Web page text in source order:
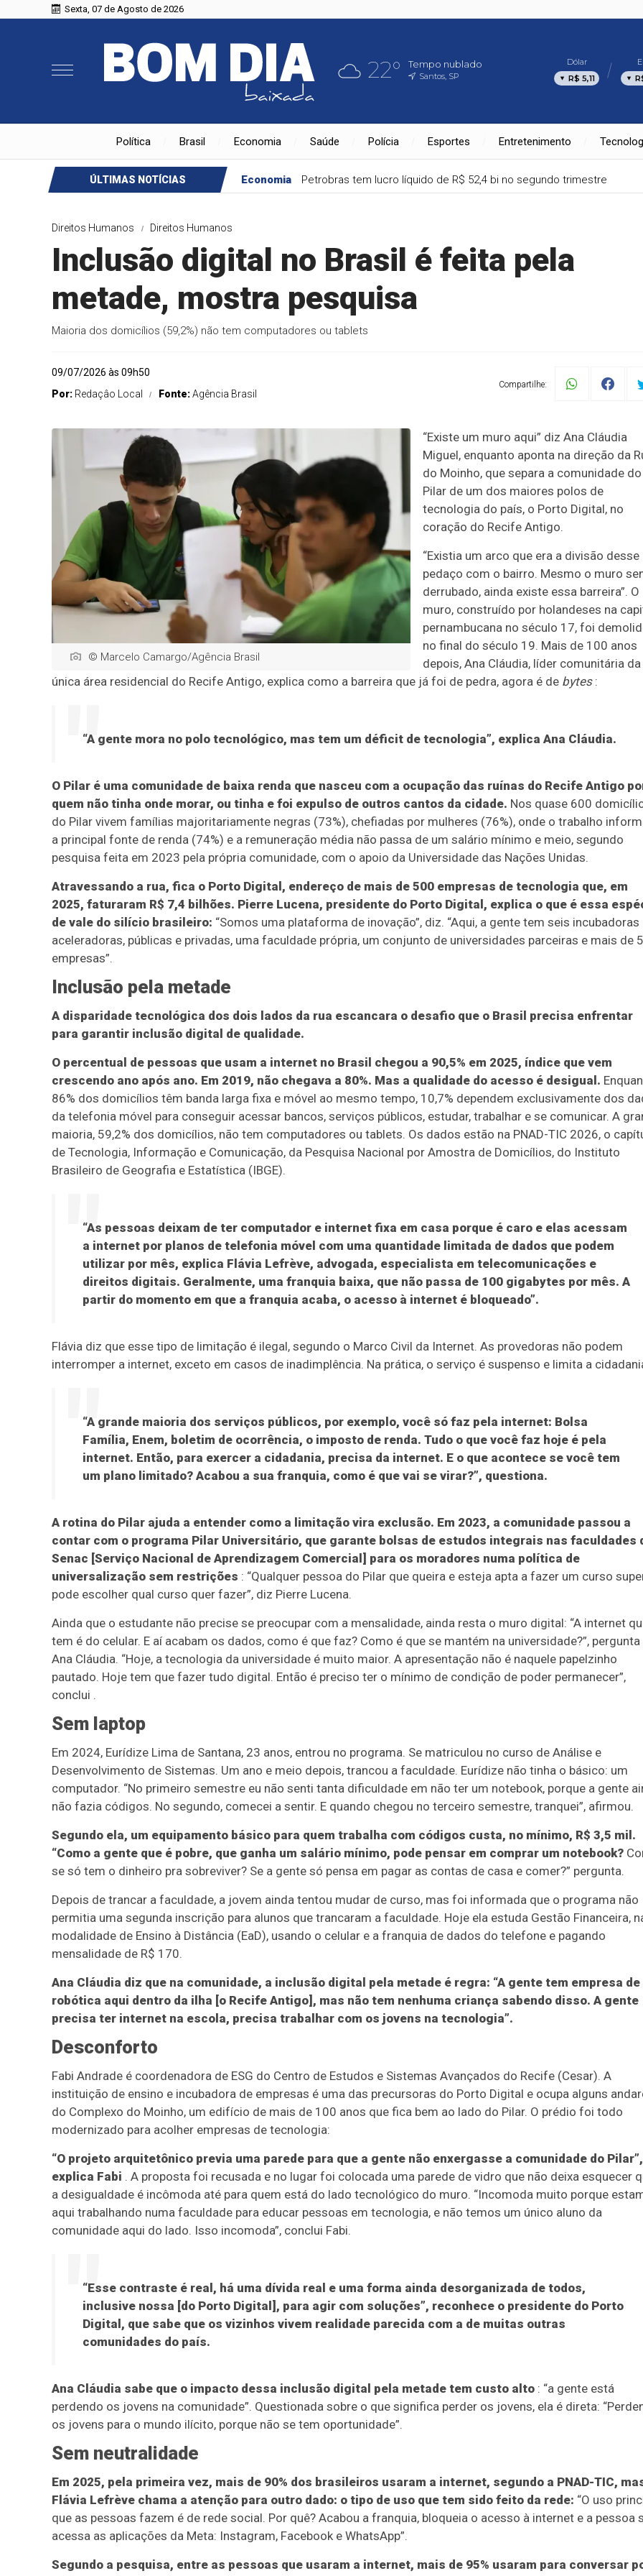
Sexta, 07 de Agosto de 2026
22° Tempo nublado
Santos, SP
Dólar
R$ 5,11
Política Brasil Economia Saúde Polícia Esportes Entretenimento
ÚLTIMAS NOTÍCIAS Economia Petrobras tem lucro líquido de R$ 52,4 bi no segundo trimestre
Direitos Humanos Direitos Humanos
Inclusão digital no Brasil é feita pela
metade, mostra pesquisa
Maioria dos domicílios (59,2%) não tem computadores ou tablets
09/07/2026 às 09h50
Por: Redaçâo Local Fonte:Agência Brasil
Compartilhe:
© Marcelo Camargo/Agência Brasil
“Existe um muro aqui” diz Ana Cláudia
Miguel, enquanto aponta na direção da
do Moinho, que separa a comunidade do
Pilar de um dos maiores polos de
tecnologia do país, o Porto Digital, no
coração do Recife Antigo.
“Existia um arco que era a divisão desse
pedaço com o bairro. Mesmo o muro
derrubado, ainda existe essa barreira”. O
muro, construído por holandeses na
pernambucana no século 17, foi
no final do século 19. Mais de 100 anos
depois, Ana Cláudia, líder comunitária da
única área residencial do Recife Antigo, explica como a barreira que já foi de pedra, agora é de bytes:
“A gente mora no polo tecnológico, mas tem um déficit de tecnologia”, explica Ana Cláudia.
O Pilar é uma comunidade de baixa renda que nasceu com a ocupação das ruínas do Recife Antigo
quem não tinha onde morar, ou tinha e foi expulso de outros cantos da cidade. Nos quase 600
do Pilar vivem famílias majoritariamente negras (73%), chefiadas por mulheres (76%), onde o trabalho
a principal fonte de renda (74%) e a remuneração média não passa de um salário mínimo e meio, segundo
pesquisa feita em 2023 pela própria comunidade, com o apoio da Universidade das Nações Unidas.
Atravessando a rua, fica o Porto Digital, endereço de mais de 500 empresas de tecnologia que, em
2025, faturaram R$ 7,4 bilhões. Pierre Lucena, presidente do Porto Digital, explica o que é essa
de vale do silício brasileiro: “Somos uma plataforma de inovação”, diz. “Aqui, a gente tem seis incubadoras
aceleradoras, públicas e privadas, uma faculdade própria, um conjunto de universidades parceiras e mais de
empresas”.
Inclusão pela metade
A disparidade tecnológica dos dois lados da rua escancara o desafio que o Brasil precisa enfrentar
para garantir inclusão digital de qualidade.
O percentual de pessoas que usam a internet no Brasil chegou a 90,5% em 2025, índice que vem
crescendo ano após ano. Em 2019, não chegava a 80%. Mas a qualidade do acesso é desigual.
86% dos domicílios têm banda larga fixa e móvel ao mesmo tempo, 10,7% dependem exclusivamente dos
da telefonia móvel para conseguir acessar bancos, serviços públicos, estudar, trabalhar e se comunicar. A
maioria, 59,2% dos domicílios, não tem computadores ou tablets. Os dados estão na PNAD-TIC 2026, o
de Tecnologia, Informação e Comunicação, da Pesquisa Nacional por Amostra de Domicílios, do Instituto
Brasileiro de Geografia e Estatística (IBGE).
“As pessoas deixam de ter computador e internet fixa em casa porque é caro e elas acessam
a internet por planos de telefonia móvel com uma quantidade limitada de dados que podem
utilizar por mês, explica Flávia Lefrève, advogada, especialista em telecomunicações e
direitos digitais. Geralmente, uma franquia baixa, que não passa de 100 gigabytes por mês. A
partir do momento em que a franquia acaba, o acesso à internet é bloqueado”.
Flávia diz que esse tipo de limitação é ilegal, segundo o Marco Civil da Internet. As provedoras não podem
interromper a internet, exceto em casos de inadimplência. Na prática, o serviço é suspenso e limita a
“A grande maioria dos serviços públicos, por exemplo, você só faz pela internet: Bolsa
Família, Enem, boletim de ocorrência, o imposto de renda. Tudo o que você faz hoje é pela
internet. Então, para exercer a cidadania, precisa da internet. E o que acontece se você tem
um plano limitado? Acabou a sua franquia, como é que vai se virar?”, questiona.
A rotina do Pilar ajuda a entender como a limitação vira exclusão. Em 2023, a comunidade passou a
contar com o programa Pilar Universitário, que garante bolsas de estudos integrais nas faculdades
Senac [Serviço Nacional de Aprendizagem Comercial] para os moradores numa política de
universalização sem restrições : “Qualquer pessoa do Pilar que queira e esteja apta a fazer um curso
pode escolher qual curso quer fazer”, diz Pierre Lucena.
Ainda que o estudante não precise se preocupar com a mensalidade, ainda resta o muro digital: “A internet
tem é do celular. E aí acabam os dados, como é que faz? Como é que se mantém na universidade?”, pergunta
Ana Cláudia. “Hoje, a tecnologia da universidade é muito maior. A apresentação não é naquele papelzinho
pautado. Hoje tem que fazer tudo digital. Então é preciso ter o mínimo de condição de poder permanecer”,
conclui .
Sem laptop
Em 2024, Eurídize Lima de Santana, 23 anos, entrou no programa. Se matriculou no curso de Análise e
Desenvolvimento de Sistemas. Um ano e meio depois, trancou a faculdade. Eurídize não tinha o básico: um
computador. “No primeiro semestre eu não senti tanta dificuldade em não ter um notebook, porque a gente
não fazia códigos. No segundo, comecei a sentir. E quando chegou no terceiro semestre, tranquei”, afirmou.
Segundo ela, um equipamento básico para quem trabalha com códigos custa, no mínimo, R$ 3,5 mil.
“Como a gente que é pobre, que ganha um salário mínimo, pode pensar em comprar um notebook?
se só tem o dinheiro pra sobreviver? Se a gente só pensa em pagar as contas de casa e comer?” pergunta.
Depois de trancar a faculdade, a jovem ainda tentou mudar de curso, mas foi informada que o programa não
permitia uma segunda inscrição para alunos que trancaram a faculdade. Hoje ela estuda Gestão Financeira,
modalidade de Ensino à Distância (EaD), usando o celular e a franquia de dados do telefone e pagando
mensalidade de R$ 170.
Ana Cláudia diz que na comunidade, a inclusão digital pela metade é regra: “A gente tem empresa de
robótica aqui dentro da ilha [o Recife Antigo], mas não tem nenhuma criança sabendo disso. A gente
precisa ter internet na escola, precisa trabalhar com os jovens na tecnologia”.
Desconforto
Fabi Andrade é coordenadora de ESG do Centro de Estudos e Sistemas Avançados do Recife (Cesar). A
instituição de ensino e incubadora de empresas é uma das precursoras do Porto Digital e ocupa alguns
do Complexo do Moinho, um edifício de mais de 100 anos que fica bem ao lado do Pilar. O prédio foi todo
modernizado para acolher empresas de tecnologia:
“O projeto arquitetônico previa uma parede para que a gente não enxergasse a comunidade do Pilar”,
explica Fabi . A proposta foi recusada e no lugar foi colocada uma parede de vidro que não deixa esquecer
a desigualdade é incômoda até para quem está do lado tecnológico do muro. “Incomoda muito porque
aqui trabalhando numa faculdade para educar pessoas em tecnologia, e não temos um único aluno da
comunidade aqui do lado. Isso incomoda”, conclui Fabi.
“Esse contraste é real, há uma dívida real e uma forma ainda desorganizada de todos,
inclusive nossa [do Porto Digital], para agir com soluções”, reconhece o presidente do Porto
Digital, que sabe que os vizinhos vivem realidade parecida com a de muitas outras
comunidades do país.
Ana Cláudia sabe que o impacto dessa inclusão digital pela metade tem custo alto : “a gente está
perdendo os jovens na comunidade”. Questionada sobre o que significa perder os jovens, ela é direta:
os jovens para o mundo ilícito, porque não se tem oportunidade”.
Sem neutralidade
Em 2025, pela primeira vez, mais de 90% dos brasileiros usaram a internet, segundo a PNAD-TIC,
Flávia Lefrève chama a atenção para outro dado: o tipo de uso que tem sido feito da rede: “O uso
que as pessoas fazem é de rede social. Por quê? Acabou a franquia, bloqueia o acesso à internet e a pessoa
acessa as aplicações da Meta: Instagram, Facebook e WhatsApp”.
Segundo a pesquisa, entre as pessoas que usaram a internet, mais de 95% usaram para conversar